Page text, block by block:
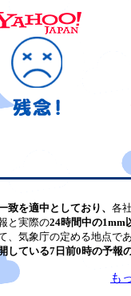
致を適中としており、 各
と実際の24時間中の1mm
、気象庁の定める地点で
している7日前0時の予報
も